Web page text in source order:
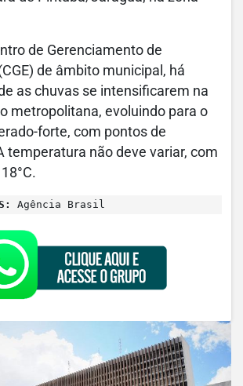
de Gerenciamento de
de âmbito municipal, há
as chuvas se intensificarem na
metropolitana, evoluindo para o
forte, com pontos de
temperatura não deve variar, com
Agência Brasil